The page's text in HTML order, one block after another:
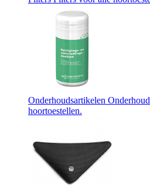
Onderhoudsartikelen
hoortoestellen.